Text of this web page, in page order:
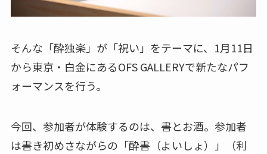
そんな「酔独楽」が「祝い」をテーマに、1月11日
から東京・白金にあるOFS GALLERYで新たなパフ
ォーマンスを行う。
今回、参加者が体験するのは、書とお酒。参加者
は書き初めさながらの「酔書（よいしょ）」（利